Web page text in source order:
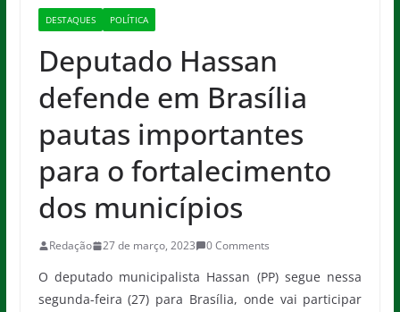
DESTAQUES POLÍTICA
Deputado Hassan
defende em Brasília
pautas importantes
para o fortalecimento
dos municípios
Redação 27 de março, 2023 0 Comments
O deputado municipalista Hassan (PP) segue nessa
segunda-feira (27) para Brasília, onde vai participar